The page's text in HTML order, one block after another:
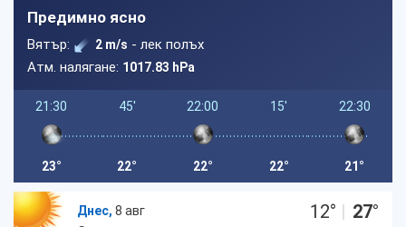
Предимно ясно
Вятър: 2 m/s - лек полъх
Атм. налягане: 1017.83 hPa
21:30
23°
45'
22°
22:00
22°
15'
22°
22:30
21°
Днес, 8 авг
12° | 27°